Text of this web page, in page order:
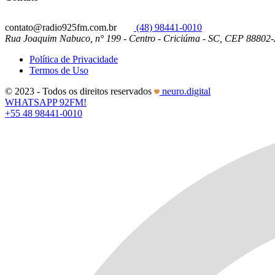
contato@radio925fm.com.br
(48) 98441-0010
Rua Joaquim Nabuco, n° 199 - Centro - Criciúma - SC, CEP
Política de Privacidade
Termos de Uso
© 2023 - Todos os direitos reservados
neuro.digital
WHATSAPP 92FM!
+55 48 98441-0010